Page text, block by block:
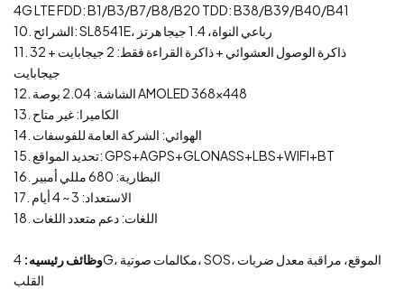
4G LTE FDD: B1/B3/B7/B8/B20 TDD: B38/B39/B40/B41
10. الشرائح: SL8541E، رباعي النواة، 1.4 جيجا هرتز
11. ذاكرة الوصول العشوائي + ذاكرة القراءة فقط: 2 جيجابايت + 32
جيجابايت
12. الشاشة: 2.04 بوصة AMOLED 368x448
13. الكاميرا: غير متاح
14. الهوائي: الشركة العامة للفوسفات
15. تحديد المواقع: GPS+AGPS+GLONASS+LBS+WIFI+BT
16. البطارية: 680 مللي أمبير
17. الاستعداد: 3 ~ 4 أيام
18. اللغات: دعم متعدد اللغات
وظائف رئيسيه: 4G، مكالمات صوتية، SOS، الموقع، مراقبة معدل ضربات
القلب